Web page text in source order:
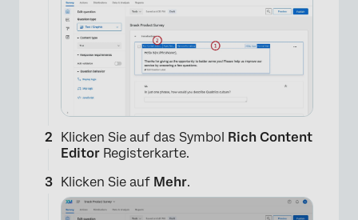
Klicken Sie auf das Symbol Rich Content
Editor Registerkarte.
Klicken Sie auf Mehr.